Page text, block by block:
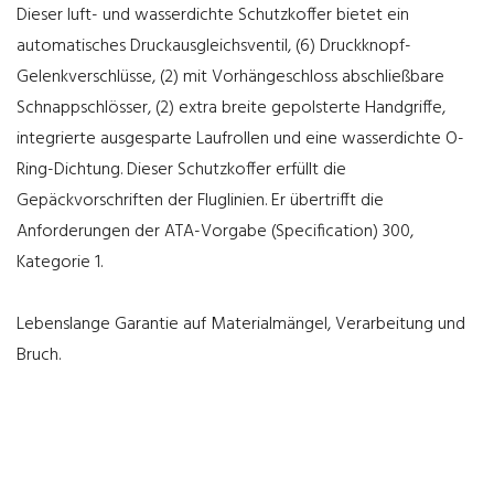
Dieser luft- und wasserdichte Schutzkoffer bietet ein
automatisches Druckausgleichsventil, (6) Druckknopf-
Gelenkverschlüsse, (2) mit Vorhängeschloss abschließbare
Schnappschlösser, (2) extra breite gepolsterte Handgriffe,
integrierte ausgesparte Laufrollen und eine wasserdichte O-
Ring-Dichtung. Dieser Schutzkoffer erfüllt die
Gepäckvorschriften der Fluglinien. Er übertrifft die
Anforderungen der ATA-Vorgabe (Specification) 300,
Kategorie 1.
Lebenslange Garantie auf Materialmängel, Verarbeitung und
Bruch.